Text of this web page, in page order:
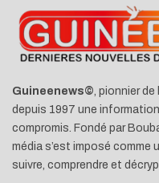
Guineenews©, pionnier de
depuis 1997 une
compromis. Fondé par
média s’est imposé
suivre, comprendre et